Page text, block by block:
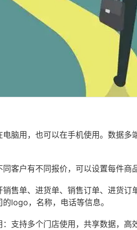
电脑用，也可以在手机使用。数据
客户有不同报价，可以设置每件商
售单、进货单、销售订单、进货
logo，名称，电话等信息。
支持多个门店使用，共享数据，高